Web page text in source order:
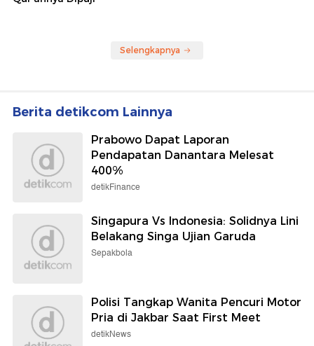
Selengkapnya
Berita detikcom Lainnya
Prabowo Dapat Laporan
Pendapatan Danantara Melesat
400%
detikFinance
Singapura Vs Indonesia: Solidnya Lini
Belakang Singa Ujian Garuda
Sepakbola
Polisi Tangkap Wanita Pencuri Motor
Pria di Jakbar Saat First Meet
detikNews